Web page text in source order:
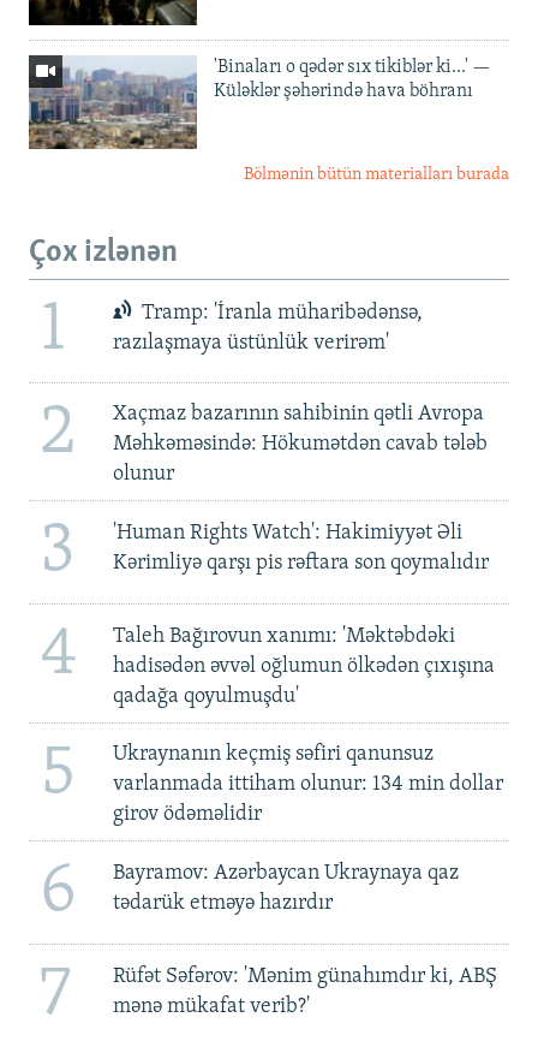
'Binaları o qədər sıx tikiblər ki...' —
Küləklər şəhərində hava böhranı
Bölmənin bütün materialları burada
Çox izlənən
1
Tramp: 'İranla müharibədənsə,
razılaşmaya üstünlük verirəm'
2
Xaçmaz bazarının sahibinin qətli Avropa
Məhkəməsində: Hökumətdən cavab tələb
olunur
3
'Human Rights Watch': Hakimiyyət Əli
Kərimliyə qarşı pis rəftara son qoymalıdır
4
Taleh Bağırovun xanımı: 'Məktəbdəki
hadisədən əvvəl oğlumun ölkədən çıxışına
qadağa qoyulmuşdu'
5
Ukraynanın keçmiş səfiri qanunsuz
varlanmada ittiham olunur: 134 min dollar
girov ödəməlidir
6
Bayramov: Azərbaycan Ukraynaya qaz
tədarük etməyə hazırdır
7
Rüfət Səfərov: 'Mənim günahımdır ki, ABŞ
mənə mükafat verib?'